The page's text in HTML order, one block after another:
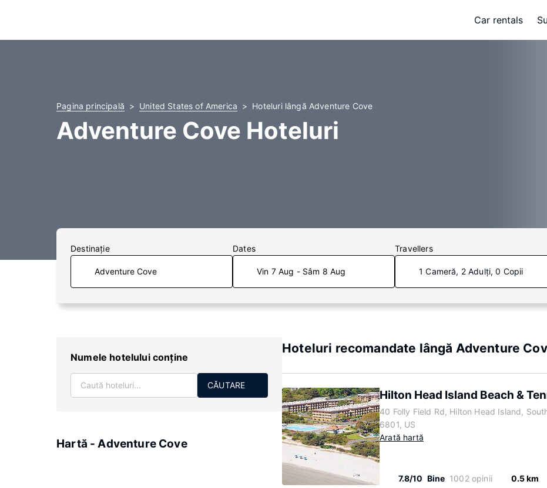
Car rentals
Pagina principală United States of America Hoteluri lângă Adventure Cove
Adventure Cove Hoteluri
Destinaţie Dates
Vin 7 Aug - Sâm 8 Aug
Travellers
1 Cameră, 2 Adulți, 0 Copii
Numele hotelului conţine
CĂUTARE
Hartă - Adventure Cove
Hoteluri recomandate lângă Adventure
Hilton Head Island Beach &
40 Folly Field Rd, Hilton Head Island,
6801, US
Arată hartă
7.8/10 Bine 1002 opinii 0.5 km